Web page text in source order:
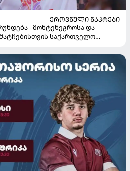
ᲔᲠᲝᲕᲜᲣᲚᲘ ᲜᲐᲙᲠᲔᲑᲘ
- მონტენეგროსა და
საქართველო